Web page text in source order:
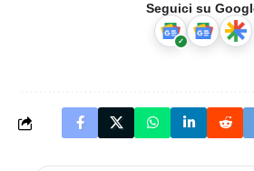
Seguici su